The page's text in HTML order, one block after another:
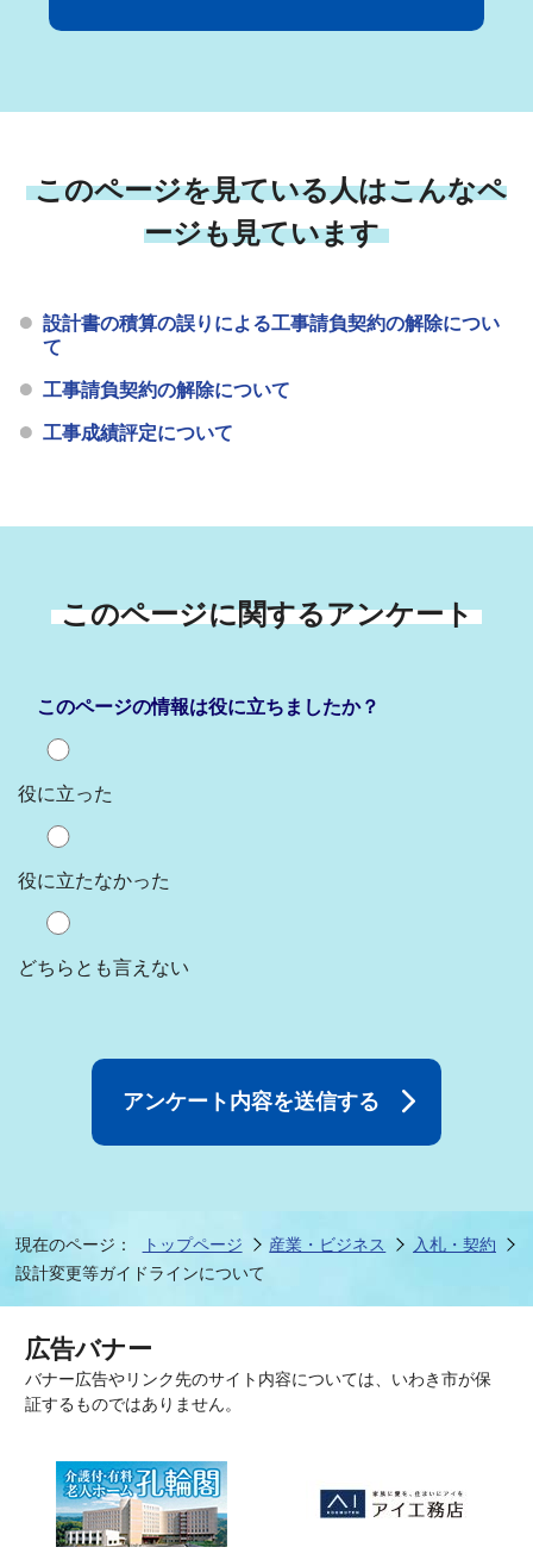
このページを見ている人はこんなペ
ージも見ています
設計書の積算の誤りによる工事請負契約の解除につい
て
工事請負契約の解除について
工事成績評定について
このページに関するアンケート
このページの情報は役に立ちましたか？
役に立った
役に立たなかった
どちらとも言えない
現在のページ： トップページ 産業・ビジネス
入札・契約
設計変更等ガイドラインについて
広告バナー
バナー広告やリンク先のサイト内容については、いわき市が保
証するものではありません。